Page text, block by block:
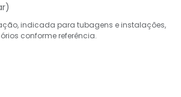
indicada para tubagens e instalações,
conforme referência.